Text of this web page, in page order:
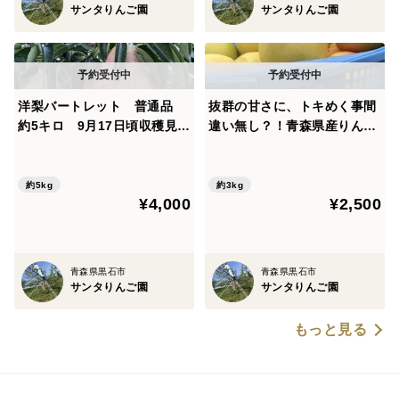
サンタりんご園 サンタりんご園
洋梨バートレット 普通品
約5キロ 9月17日頃収穫見込
約5kg
¥4,000
青森県黒石市
サンタりんご園
抜群の甘さに、トキめく事間
違い無し？！青森県産りん
約3kg
¥2,500
青森県黒石市
サンタりんご園
もっと見る